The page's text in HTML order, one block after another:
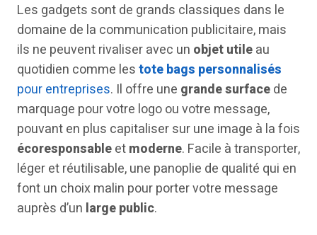
Les gadgets sont de grands classiques dans le
domaine de la communication publicitaire, mais
ils ne peuvent rivaliser avec un objet utileau
quotidien comme lestote bags personnalisés
pour entreprises. Il offre une grande surfacede
marquage pour votre logo ou votre message,
pouvant en plus capitaliser sur une image à la fois
écoresponsableetmoderne. Facile à transporter,
léger et réutilisable, une panoplie de qualité qui en
font un choix malin pour porter votre message
auprès d’un large public.